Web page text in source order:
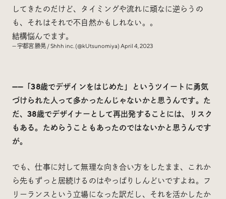
してきたのだけど、タイミングや流れに頑なに逆らうの
も、それはそれで不自然かもしれない。。
結構悩んでます。
— 宇都宮 勝晃 / Shhh inc. (@kUtsunomiya) April 4, 2023
——「38歳でデザインをはじめた」というツイートに勇気
づけられた人って多かったんじゃないかと思うんです。た
だ、38歳でデザイナーとして再出発することには、リスク
もある。ためらうこともあったのではないかと思うんです
が。
でも、仕事に対して無理な向き合い方をしたまま、これか
ら先もずっと居続けるのはやっぱりしんどいですよね。フ
リーランスという立場になった訳だし、それを活かしたか